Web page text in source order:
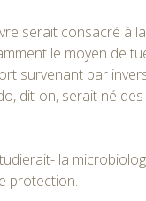
serait consacré à
le moyen de
survenant par
dit-on, serait né
la
protection.